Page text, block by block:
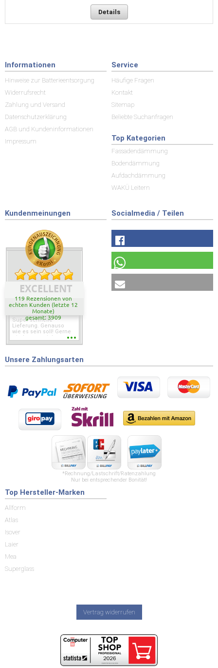
Details
Informationen
Hinweise zur Batterieentsorgung
Widerrufsrecht
Zahlung und Versand
Datenschutzerklärung
AGB und Kundeninformationen
Impressum
Service
Häufige Fragen
Kontakt
Sitemap
Beliebte Suchanfragen
Top Kategorien
Fassadendämmung
Bodendämmung
Aufdachdämmung
WAKÜ Leitern
Kundenmeinungen
EXCELLENT
119 Rezensionen von
echten Kunden (letzte 12
Monate)
gesamt: 3909
Super schnelle
Lieferung. Genauso
wie es sein soll! Gerne
wieder wenn ich was
Socialmedia / Teilen
Unsere Zahlungsarten
*Rechnung/Lastschrift/Ratenzahlung
Nur bei entsprechender Bonität!
Top Hersteller-Marken
Allform
Atlas
Isover
Laier
Mea
Superglass
Vertrag widerrufen